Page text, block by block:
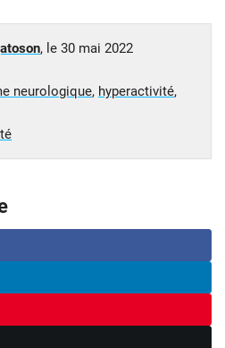
, le 30 mai 2022
neurologique, hyperactivité,